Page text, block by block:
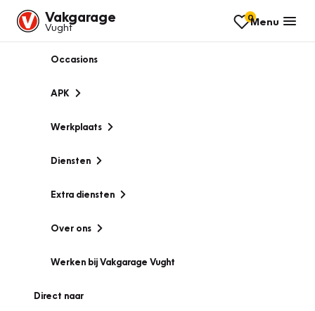
Vakgarage
Vught
0Menu
Occasions
APK
Werkplaats
Diensten
Extra diensten
Over ons
Werken bij Vakgarage Vught
Direct naar